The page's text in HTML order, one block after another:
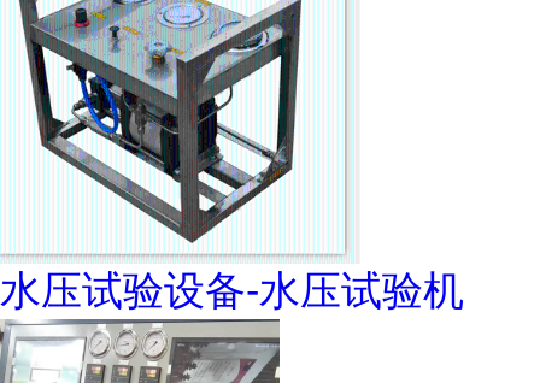
水压试验设备-水压试验机